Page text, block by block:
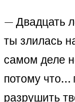
— Двадцать
ты злилась
самом деле
потому что…
разрушить